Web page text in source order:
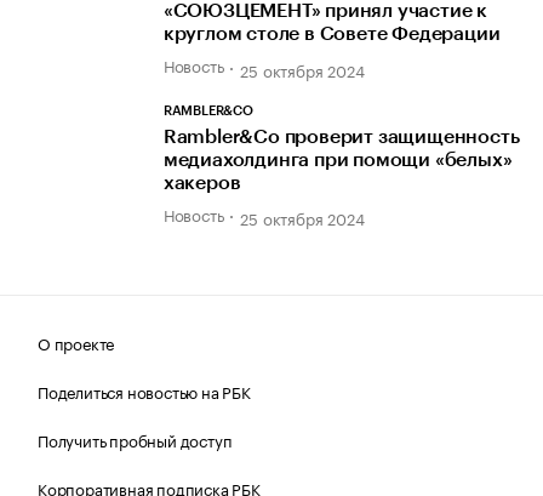
«СОЮЗЦЕМЕНТ» принял участие к
круглом столе в Совете Федерации
Новость 25 октября 2024
RAMBLER&CO
Rambler&Co проверит защищенность
медиахолдинга при помощи «белых»
хакеров
Новость 25 октября 2024
О проекте
Поделиться новостью на РБК
Получить пробный доступ
Корпоративная подписка РБК